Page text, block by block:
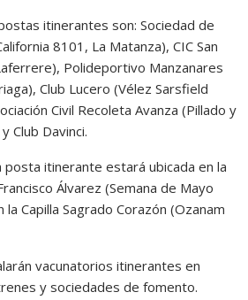
itinerantes son: Sociedad de
8101, La Matanza), CIC San
Polideportivo Manzanares
Club Lucero (Vélez Sarsfield
Civil Recoleta Avanza (Pillado y
Club Davinci.
posta itinerante estará ubicada en la
Álvarez (Semana de Mayo
Capilla Sagrado Corazón (Ozanam